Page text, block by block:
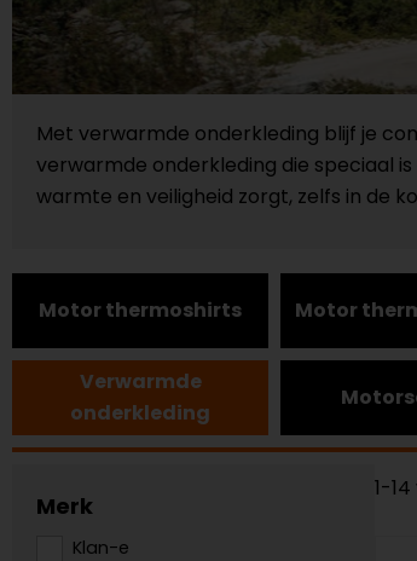
Met verwarmde onderkleding blijf je
verwarmde onderkleding die speciaal
warmte en veiligheid zorgt, zelfs in de
Motor thermoshirts Motor
Verwarmde
onderkleding
Merk
Klan-e
1-